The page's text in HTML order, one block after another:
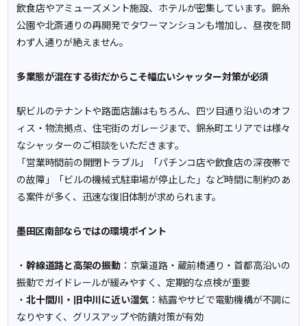
飲食店やアミューズメント施設、ホテルが密集しています。錦糸
公園や北斎通りの再開発でタワーマンションも増加し、昼夜を問
わず人通りが絶えません。
多業態が混在する街だからこそ幅広いシャッター対策が必須
駅ビルのテナントや路面店舗はもちろん、四ツ目通り沿いのオフ
ィス・物流拠点、住宅街のガレージまで、錦糸町エリアでは様々
なシャッターのご相談をいただきます。
「営業時間前の開閉トラブル」「パチンコ店や飲食店の深夜帯で
の故障」「ビルの機械式駐車場が停止した」など時間に制約のあ
る案件が多く、迅速な復旧体制が求められます。
墨田区南部ならではの環境ポイント
・ 幹線道路と高架の振動：京葉道路・蔵前橋通り・首都高沿いの
振動でガイドレールが緩みやすく、定期的な点検が重要
・ 北十間川・旧中川に近い湿気 ：結露やサビで電動機構が不調に
なりやすく、グリスアップや防錆対策が有効